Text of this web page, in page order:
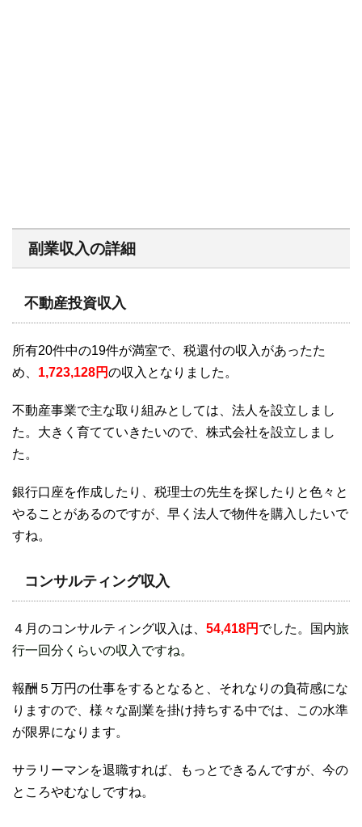
副業収入の詳細
不動産投資収入
所有20件中の19件が満室で、税還付の収入があったた
め、 1,723,128円の収入となりました。
不動産事業で主な取り組みとしては、法人を設立しまし
た。大きく育てていきたいので、株式会社を設立しまし
た。
銀行口座を作成したり、税理士の先生を探したりと色々と
やることがあるのですが、早く法人で物件を購入したいで
すね。
コンサルティング収入
４月のコンサルティング収入は、 54,418円 でした。国内旅
行一回分くらいの収入ですね。
報酬５万円の仕事をするとなると、それなりの負荷感にな
りますので、様々な副業を掛け持ちする中では、この水準
が限界になります。
サラリーマンを退職すれば、もっとできるんですが、今の
ところやむなしですね。